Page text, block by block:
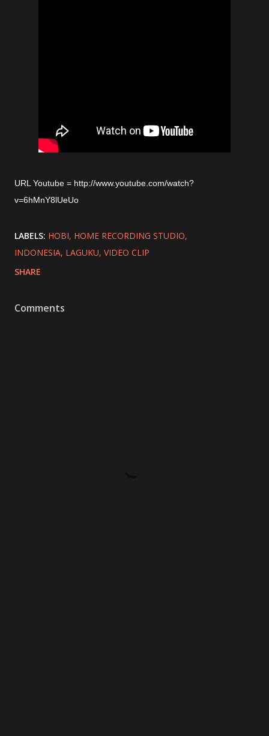
URL Youtube = http://www.youtube.com/watch?
v=6hMnY8lUeUo
LABELS: HOBI HOME RECORDING STUDIO
INDONESIA LAGUKU VIDEO CLIP
SHARE
Comments